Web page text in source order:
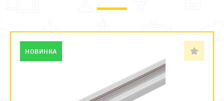
НОВИНКА